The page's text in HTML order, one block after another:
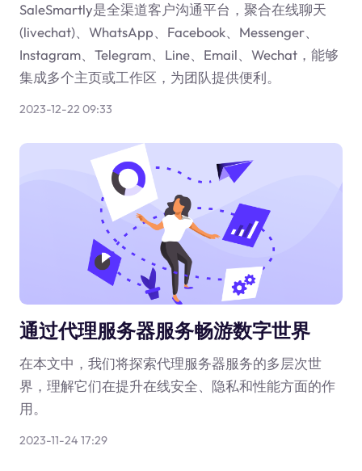
SaleSmartly是全渠道客户沟通平台，聚合在线聊天
(livechat)、WhatsApp、Facebook、Messenger、
Instagram、Telegram、Line、Email、Wechat，能够
集成多个主页或工作区，为团队提供便利。
2023-12-22 09:33
通过代理服务器服务畅游数字世界
在本文中，我们将探索代理服务器服务的多层次世
界，理解它们在提升在线安全、隐私和性能方面的作
用。
2023-11-24 17:29